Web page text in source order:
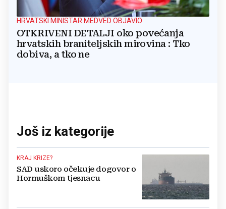
HRVATSKI MINISTAR MEDVED OBJAVIO
OTKRIVENI DETALJI oko povećanja
hrvatskih braniteljskih mirovina : Tko
dobiva, a tko ne
Još iz kategorije
KRAJ KRIZE?
SAD uskoro očekuje dogovor o
Hormuškom tjesnacu